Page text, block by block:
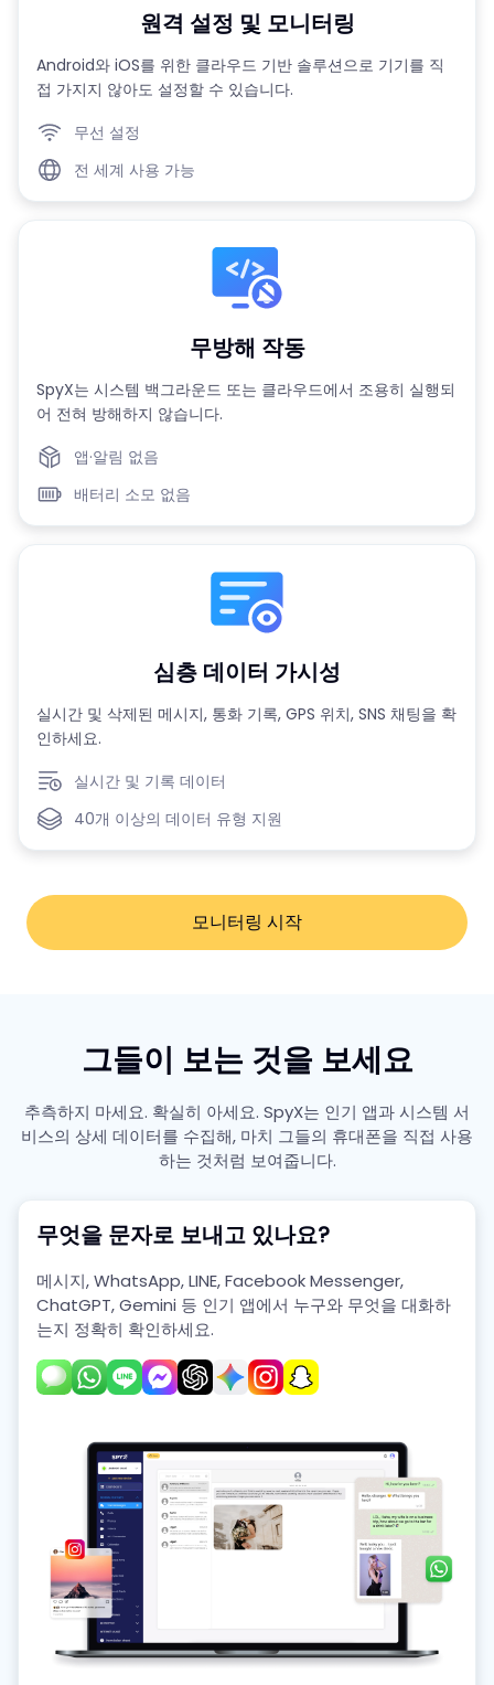
원격 설정 및 모니터링
Android와 iOS를 위한 클라우드 기반 솔루션으로 기기를 직
접 가지지 않아도 설정할 수 있습니다.
무선 설정
전 세계 사용 가능
무방해 작동
SpyX는 시스템 백그라운드 또는 클라우드에서 조용히 실행되
어 전혀 방해하지 않습니다.
앱·알림 없음
배터리 소모 없음
심층 데이터 가시성
실시간 및 삭제된 메시지, 통화 기록, GPS 위치, SNS 채팅을 확
인하세요.
실시간 및 기록 데이터
40개 이상의 데이터 유형 지원
모니터링 시작
그들이 보는 것을 보세요
추측하지 마세요. 확실히 아세요. SpyX는 인기 앱과 시스템 서
비스의 상세 데이터를 수집해, 마치 그들의 휴대폰을 직접 사용
하는 것처럼 보여줍니다.
무엇을 문자로 보내고 있나요?
메시지, WhatsApp, LINE, Facebook Messenger,
ChatGPT, Gemini 등 인기 앱에서 누구와 무엇을 대화하
는지 정확히 확인하세요.